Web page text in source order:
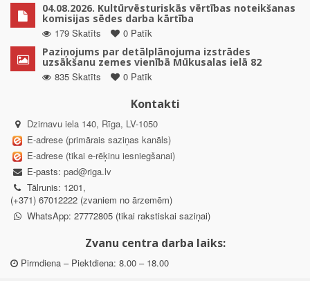
04.08.2026. Kultūrvēsturiskās vērtības noteikšanas
komisijas sēdes darba kārtība
179 Skatīts
0 Patīk
Paziņojums par detālplānojuma izstrādes
uzsākšanu zemes vienībā Mūkusalas ielā 82
835 Skatīts
0 Patīk
Kontakti
Dzirnavu iela 140, Rīga, LV-1050
E-adrese (primārais saziņas kanāls)
E-adrese (tikai e-rēķinu iesniegšanai)
E-pasts: pad@riga.lv
Tālrunis: 1201,
(+371) 67012222 (zvaniem no ārzemēm)
WhatsApp: 27772805 (tikai rakstiskai saziņai)
Zvanu centra darba laiks:
Pirmdiena – Piektdiena: 8.00 – 18.00